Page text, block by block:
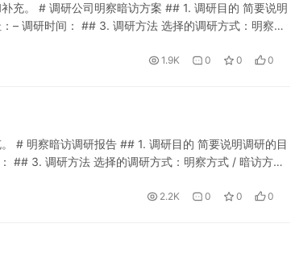
充。 # 调研公司明察暗访方案 ## 1. 调研目的 简要说明
– 调研时间： ## 3. 调研方法 选择的调研方式：明察方
1.9K 0 0 0
# 明察暗访调研报告 ## 1. 调研目的 简要说明调研的目
## 3. 调研方法 选择的调研方式：明察方式 / 暗访方式
2.2K 0 0 0